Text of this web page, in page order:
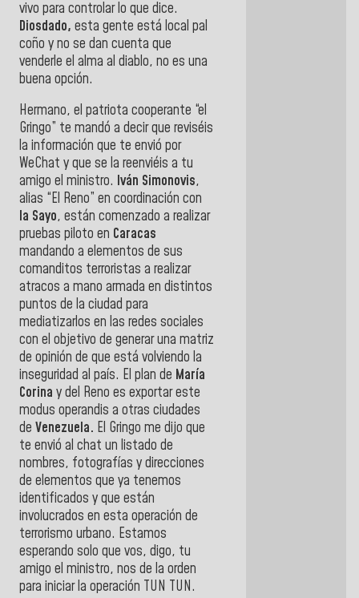
vivo para controlar lo que dice.
Diosdado, esta gente está local pal
coño y no se dan cuenta que
venderle el alma al diablo, no es una
buena opción.
Hermano, el patriota cooperante “el
Gringo” te mandó a decir que reviséis
la información que te envió por
WeChat y que se la reenviéis a tu
amigo el ministro. Iván Simonovis,
alias “El Reno” en coordinación con
la Sayo, están comenzado a realizar
pruebas piloto en Caracas
mandando a elementos de sus
comanditos terroristas a realizar
atracos a mano armada en distintos
puntos de la ciudad para
mediatizarlos en las redes sociales
con el objetivo de generar una matriz
de opinión de que está volviendo la
inseguridad al país. El plan de María
Corina y del Reno es exportar este
modus operandis a otras ciudades
de Venezuela. El Gringo me dijo que
te envió al chat un listado de
nombres, fotografías y direcciones
de elementos que ya tenemos
identificados y que están
involucrados en esta operación de
terrorismo urbano. Estamos
esperando solo que vos, digo, tu
amigo el ministro, nos de la orden
para iniciar la operación TUN TUN.